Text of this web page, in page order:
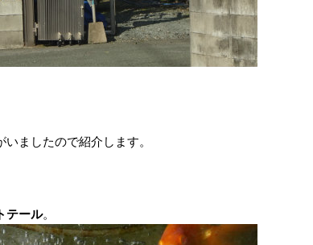
ましたので紹介します。
テール。